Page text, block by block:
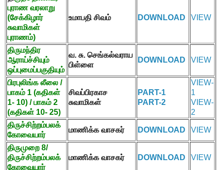
புராண வரலாறு
(சேக்கிழார்
சுவாமிகள்
புராணம்)
உமாபதி சிவம் DOWNLOAD VIEW
திருமந்திர
ஆராய்ச்சியும்
ஒப்புமைப்பகுதியும்
வ. சு. செங்கல்வராய
பிள்ளை
DOWNLOAD VIEW
பிரபுலிங்க லீலை /
பாகம் 1 (கதிகள்
1- 10) /பாகம் 2
(கதிகள் 10- 25)
சிவப்பிரகாச
சுவாமிகள்
PART-1
PART-2
VIEW-
1
VIEW-
2
திருச்சிற்றம்பலக்
கோவையார்
மாணிக்க வாசகர் DOWNLOAD VIEW
திருமுறை 8/
திருச்சிற்றம்பலக்
கோவையார்
மாணிக்க வாசகர் DOWNLOAD VIEW